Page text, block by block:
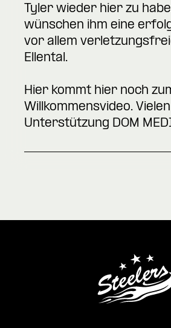
Tyler wieder hier zu
wünschen ihm eine
vor allem
Ellental.
Hier kommt hier noch
Willkommensvideo.
Unterstützung DOM